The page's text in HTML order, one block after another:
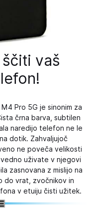
vaš
Pro 5G je sinonim za
črna barva, subtilen
naredijo telefon ne le
dotik. Zahvaljujoč
ne poveča velikosti
uživate v njegovi
zasnovana z mislijo na
do vrat, zvočnikov in
v etuiju čisti užitek.